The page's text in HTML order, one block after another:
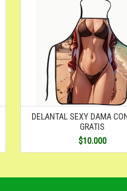
DELANTAL SEXY DAMA
GRATIS
$10.000